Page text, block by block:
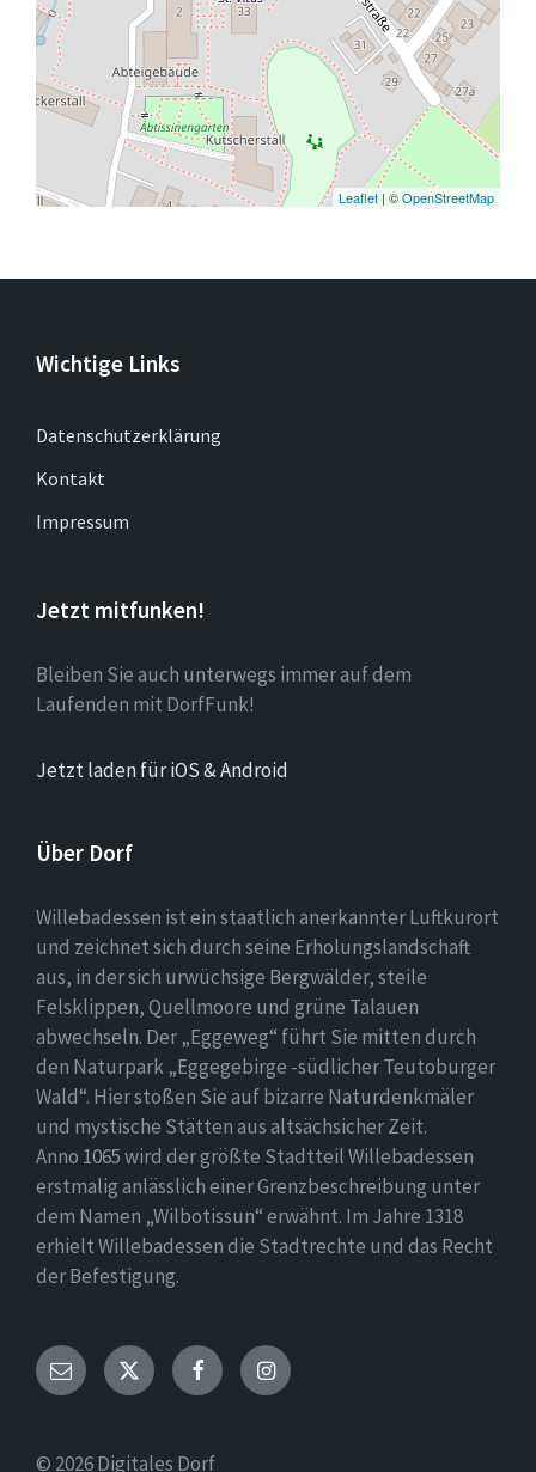
Leaflet | ©OpenStreetMap
Wichtige Links
Datenschutzerklärung
Kontakt
Impressum
Jetzt mitfunken!
Bleiben Sie auch unterwegs immer auf dem
Laufenden mit DorfFunk!
Jetzt laden für iOS & Android
Über Dorf
Willebadessen ist ein staatlich anerkannter Luftkurort
und zeichnet sich durch seine Erholungslandschaft
aus, in der sich urwüchsige Bergwälder, steile
Felsklippen, Quellmoore und grüne Talauen
abwechseln. Der „Eggeweg“ führt Sie mitten durch
den Naturpark „Eggegebirge -südlicher Teutoburger
Wald“. Hier stoßen Sie auf bizarre Naturdenkmäler
und mystische Stätten aus altsächsicher Zeit.
Anno 1065 wird der größte Stadtteil Willebadessen
erstmalig anlässlich einer Grenzbeschreibung unter
dem Namen „Wilbotissun“ erwähnt. Im Jahre 1318
erhielt Willebadessen die Stadtrechte und das Recht
der Befestigung.
Email TwitterFacebookInstagram
© 2026 Digitales Dorf